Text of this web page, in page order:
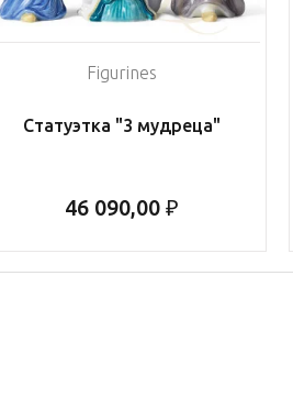
Figurines
Статуэтка "3 мудреца"
46 090,00 ₽